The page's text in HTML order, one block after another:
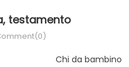
testamento
Chi da bambino